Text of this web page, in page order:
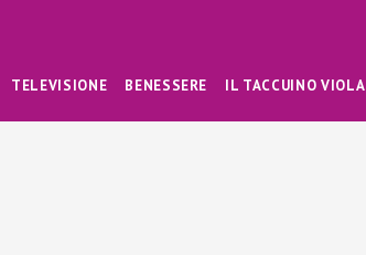
TELEVISIONE BENESSERE IL TACCUINO VIOLA